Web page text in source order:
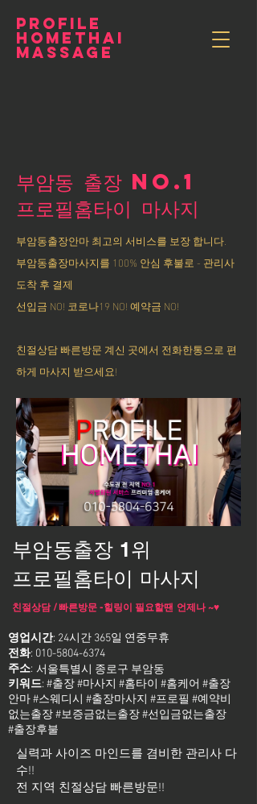
PROFILE
HOMETHAI
MASSAGE
부암동 출장 NO.1
​프로필홈타이 마사지
부암동출장안마 최고의 서비스를 보장 합니다.
부암동출장마사지를 100% 안심 후불로 - 관리사
도착 후 결제
선입금 NO! 코로나19 NO! 예약금 NO!
친절상담 빠른방문 계신 곳에서 전화한통으로 편
하게 마사지 받으세요!
부암동출장 1위
프로필홈타이 마사지
친절상담 / 빠른방문 -힐링이 필요할땐 언제나 ~♥
영업시간: 24시간 365일 연중무휴
전화: 010-5804-6374
주소:
키워드: #출장 #마사지 #홈타이 #홈케어 #출장
안마 #스웨디시 #출장마사지 #프로필 #예약비
없는출장 #보증금없는출장 #선입금없는출장
#출장후불
서울특별시 종로구 부암동
실력과 사이즈 마인드를 겸비한 관리사 다
수!!
전 지역 친절상담 빠른방문!!